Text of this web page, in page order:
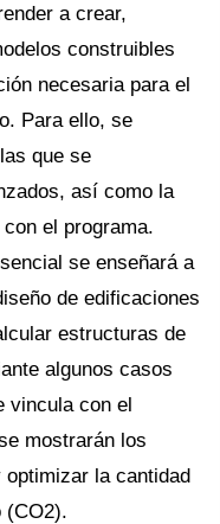
a crear,
construibles
necesaria para el
Para ello, se
que se
así como la
el programa.
se enseñará a
de edificaciones
estructuras de
algunos casos
vincula con el
mostrarán los
la cantidad
(CO2).